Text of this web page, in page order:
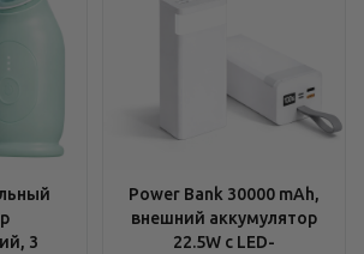
3
Power Bank 30000 mAh,
внешний аккумулятор
22.5W с LED-